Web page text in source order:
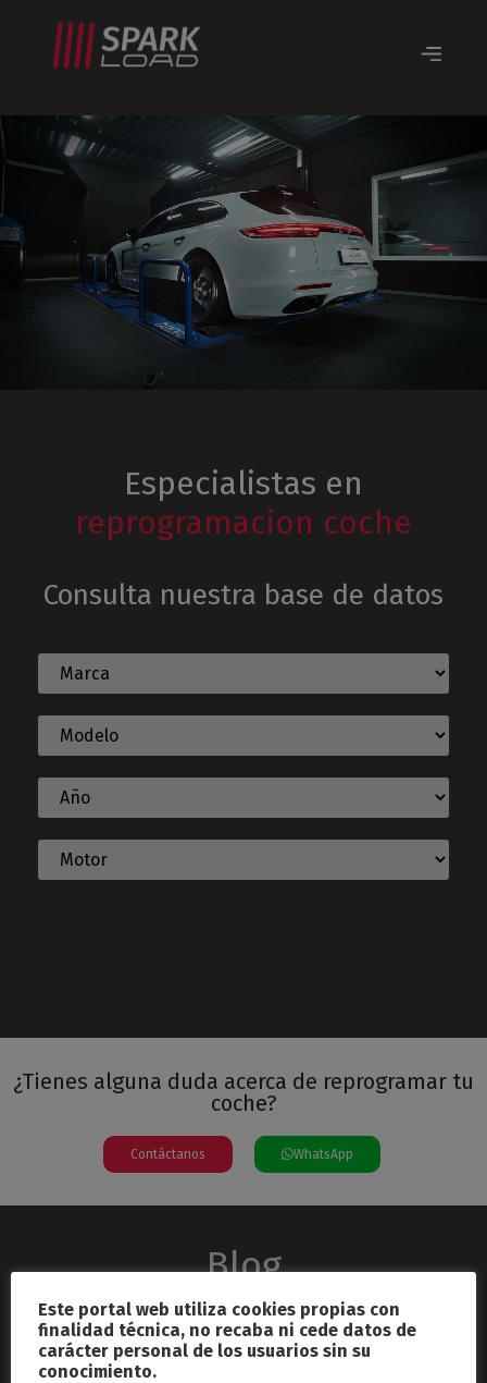
Especialistas en
reprogramacion coche
Consulta nuestra base de datos
¿Tienes alguna duda acerca de reprogramar tu
coche?
Contáctanos WhatsApp
Blog
Este portal web utiliza cookies propias con
finalidad técnica, no recaba ni cede datos de
carácter personal de los usuarios sin su
conocimiento.